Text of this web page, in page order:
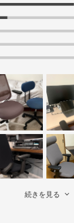
続きを見る